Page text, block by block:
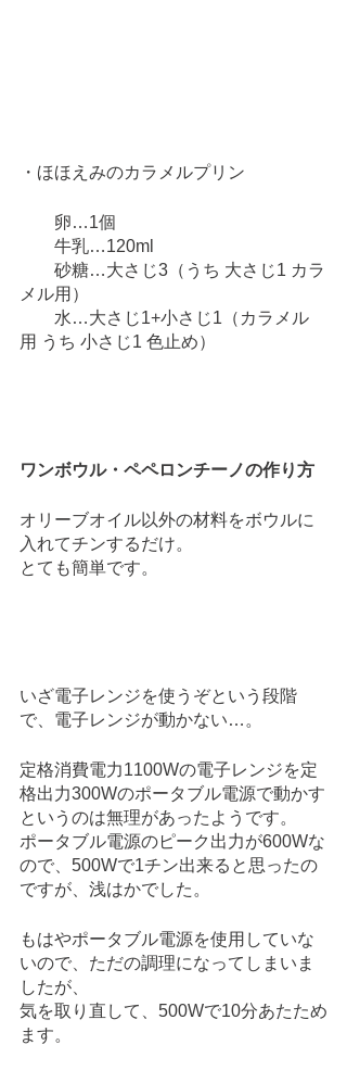
・ほほえみのカラメルプリン
卵…1個
牛乳…120ml
メル用）
用 うち 小さじ1 色止め）
ワンボウル・ペペロンチーノの作り方
オリーブオイル以外の材料をボウルに
入れてチンするだけ。
とても簡単です。
いざ電子レンジを使うぞという段階
で、電子レンジが動かない…。
定格消費電力1100Wの電子レンジを定
格出力300Wのポータブル電源で動かす
というのは無理があったようです。
ポータブル電源のピーク出力が600Wな
ので、500Wで1チン出来ると思ったの
ですが、浅はかでした。
もはやポータブル電源を使用していな
いので、ただの調理になってしまいま
したが、
気を取り直して、500Wで10分あたため
ます。